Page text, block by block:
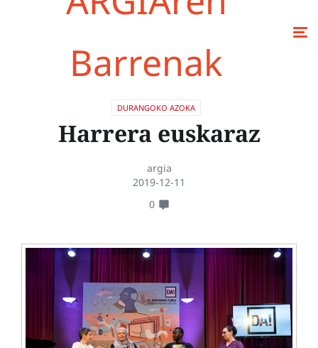
Barrenak
DURANGOKO AZOKA
Harrera euskaraz
argia
2019-12-11
0